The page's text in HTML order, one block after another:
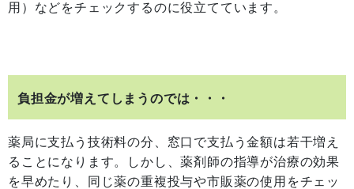
用）などをチェックするのに役立てています。
負担金が増えてしまうのでは・・・
薬局に支払う技術料の分、窓口で支払う金額は若干増え
ることになります。しかし、薬剤師の指導が治療の効果
を早めたり、同じ薬の重複投与や市販薬の使用をチェッ